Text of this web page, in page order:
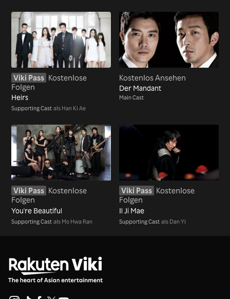
Viki Pass Kostenlose
Folgen
Heirs
Supporting Cast als Han Ki Ae
Kostenlos Ansehen
Der Mandant
Main Cast
Viki Pass Kostenlose
Folgen
You're Beautiful
Supporting Cast als Mo Hwa Ran
Viki Pass Kostenlose
Folgen
Il Ji Mae
Supporting Cast als Dan Yi